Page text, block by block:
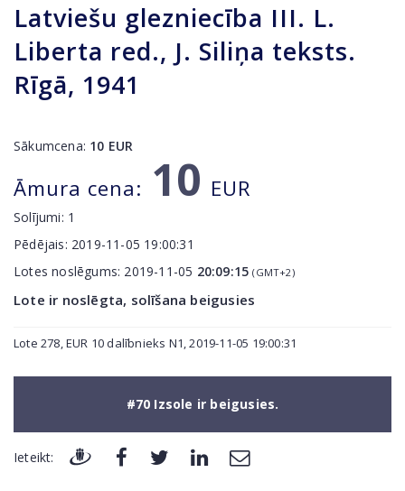
Latviešu glezniecība III. L.
Liberta red., J. Siliņa teksts.
Rīgā, 1941
Sākumcena: 10 EUR
Āmura cena: 10 EUR
Solījumi: 1
Pēdējais: 2019-11-05 19:00:31
Lotes noslēgums: 2019-11-05 20:09:15 (GMT+2)
Lote ir noslēgta, solīšana beigusies
Lote 278, EUR 10 dalībnieks N1, 2019-11-05 19:00:31
#70 Izsole ir beigusies.
Ieteikt: